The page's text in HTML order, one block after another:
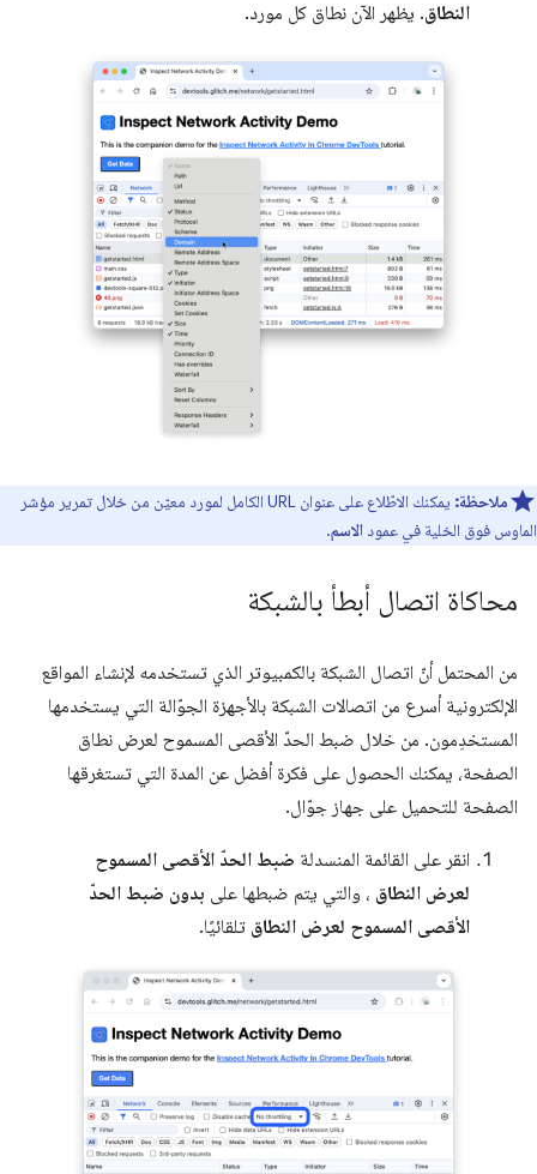
النطاق. يظهر الآن نطاق كل مورد.
ملاحظة:
يمكنك الاطّلاع على عنوان URL الكامل لمورد معيّن من خلال تمرير مؤشر
الماوس فوق الخلية في عمود الاسم.
محاكاة اتصال أبطأ بالشبكة
من المحتمل أنّ اتصال الشبكة بالكمبيوتر الذي تستخدمه لإنشاء المواقع
الإلكترونية أسرع من اتصالات الشبكة بالأجهزة الجوّالة التي يستخدمها
المستخدِمون. من خلال ضبط الحدّ الأقصى المسموح لعرض نطاق
الصفحة، يمكنك الحصول على فكرة أفضل عن المدة التي تستغرقها
الصفحة للتحميل على جهاز جوّال.
انقر على القائمة المنسدلة ضبط الحدّ الأقصى المسموح
لعرض النطاق ، والتي يتم ضبطها على بدون ضبط الحدّ
الأقصى المسموح لعرض النطاق تلقائيًا.